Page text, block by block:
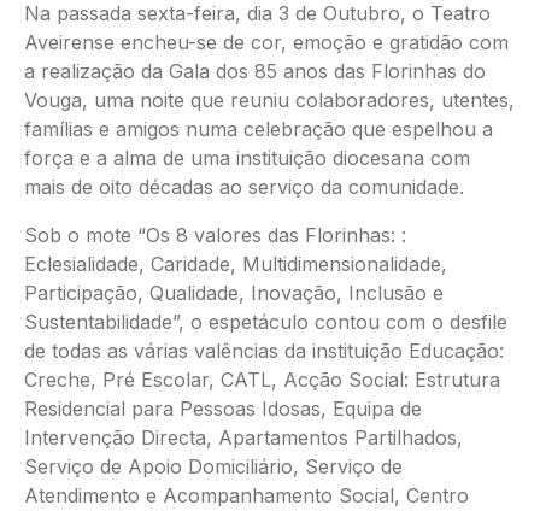
Na passada sexta-feira, dia 3 de Outubro, o Teatro
Aveirense encheu-se de cor, emoção e gratidão com
a realização da Gala dos 85 anos das Florinhas do
Vouga, uma noite que reuniu colaboradores, utentes,
famílias e amigos numa celebração que espelhou a
força e a alma de uma instituição diocesana com
mais de oito décadas ao serviço da comunidade.
Sob o mote “Os 8 valores das Florinhas: :
Eclesialidade, Caridade, Multidimensionalidade,
Participação, Qualidade, Inovação, Inclusão e
Sustentabilidade”, o espetáculo contou com o desfile
de todas as várias valências da instituição Educação:
Creche, Pré Escolar, CATL, Acção Social: Estrutura
Residencial para Pessoas Idosas, Equipa de
Intervenção Directa, Apartamentos Partilhados,
Serviço de Apoio Domiciliário, Serviço de
Atendimento e Acompanhamento Social, Centro